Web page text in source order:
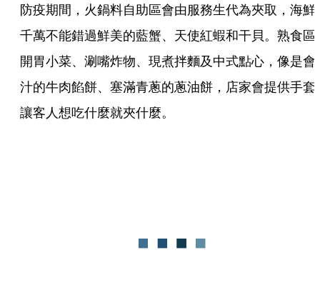
防疫期間，火鍋料自助區會由服務生代為夾取，海鮮
千萬不能錯過鮮美的藍蟹、天使紅蝦和干貝。熟食區
開胃小菜、涮嘴炸物、現煮拌麵及中式點心，像是會
汁的牛肉餡餅、塞滿青蔥的蔥油餅，店家會提供手套
讓客人想吃什麼就夾什麼。